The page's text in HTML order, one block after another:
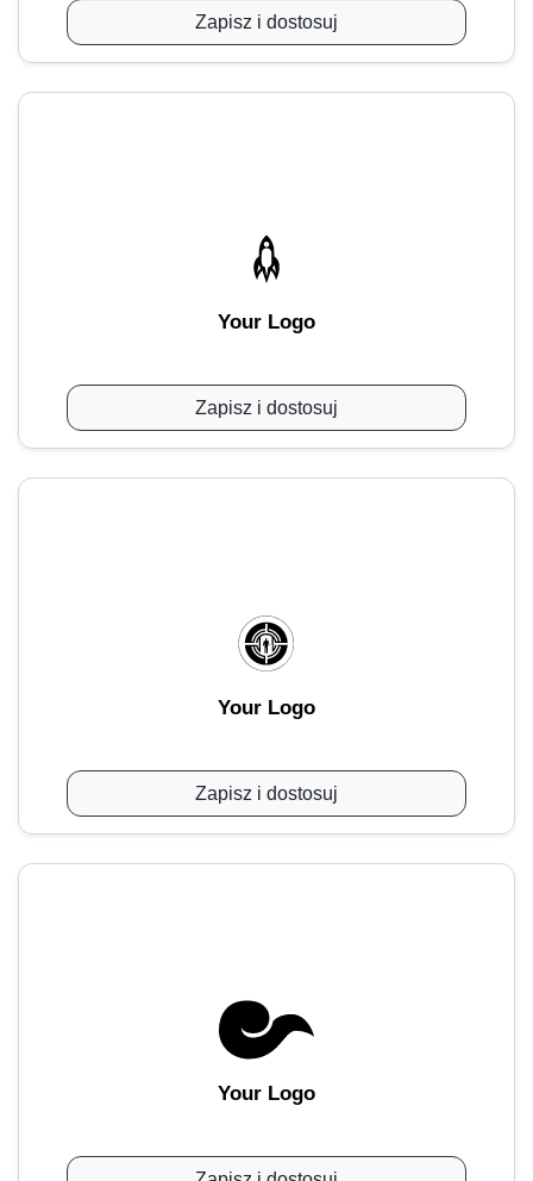
Zapisz i dostosuj
Your Logo
Zapisz i dostosuj
Your Logo
Zapisz i dostosuj
Your Logo